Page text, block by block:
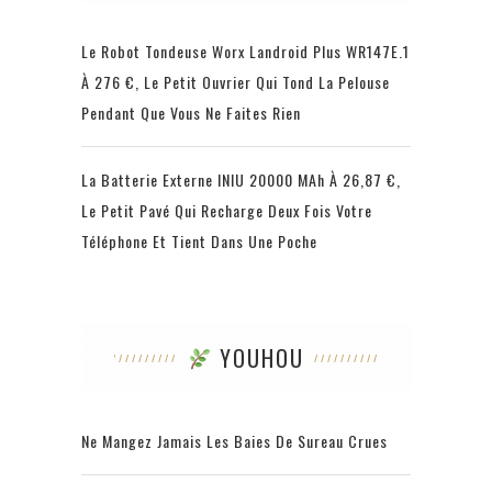
Le Robot Tondeuse Worx Landroid Plus WR147E.1
À 276 €, Le Petit Ouvrier Qui Tond La Pelouse
Pendant Que Vous Ne Faites Rien
La Batterie Externe INIU 20000 MAh À 26,87 €,
Le Petit Pavé Qui Recharge Deux Fois Votre
Téléphone Et Tient Dans Une Poche
YOUHOU
Ne Mangez Jamais Les Baies De Sureau Crues